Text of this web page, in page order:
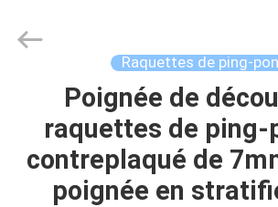
MAISON
Dunya
Sports
Raquettes de ping-
Poignée de
raquettes de ping-
contreplaqué de
poignée en